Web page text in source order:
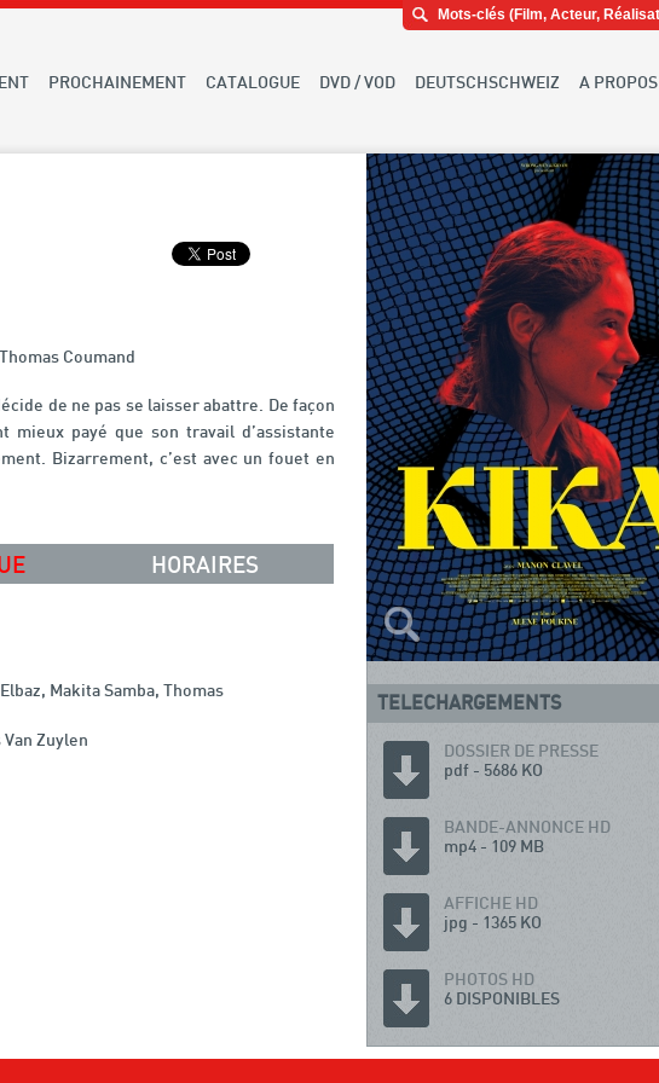
PROCHAINEMENT CATALOGUE DVD / VOD DEUTSCHSCHWEIZ A PROPOS
Coumand
de ne pas se laisser abattre. De façon
payé que son travail d’assistante
Bizarrement, c’est avec un fouet en
HORAIRES
Makita Samba, Thomas
Zuylen
TELECHARGEMENTS
DOSSIER DE PRESSE
pdf - 5686 KO
BANDE-ANNONCE HD
mp4 - 109 MB
AFFICHE HD
jpg - 1365 KO
PHOTOS HD
6 DISPONIBLES